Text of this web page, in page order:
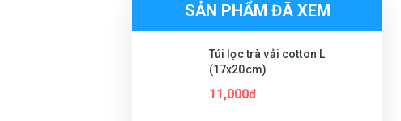
SẢN PHẨM ĐÃ XEM
Túi lọc trà vải cotton L
(17x20cm)
11,000đ